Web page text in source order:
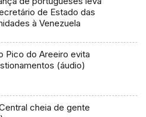
de Estado das
à Venezuela
Pico do Areeiro evita
(áudio)
cheia de gente